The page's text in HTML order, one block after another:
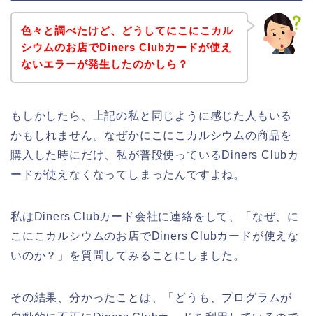
色々と調べたけど、どうしてにこにこカル
シウムのお店でDiners Clubカードが使え
ないエラーが発生したのかしら？
もしかしたら、上記の私と同じように感じた人もいる
かもしれません。なぜかにこにこカルシウムの商品を
購入した時にだけ、私が普段使っているDiners Clubカ
ードが使えなくなってしまったんですよね。
私はDiners Clubカード会社に連絡をして、「なぜ、に
こにこカルシウムのお店でDiners Clubカードが使えな
いのか？」を質問してみることにしました。
その結果、分かったことは、「どうも、プログラムが